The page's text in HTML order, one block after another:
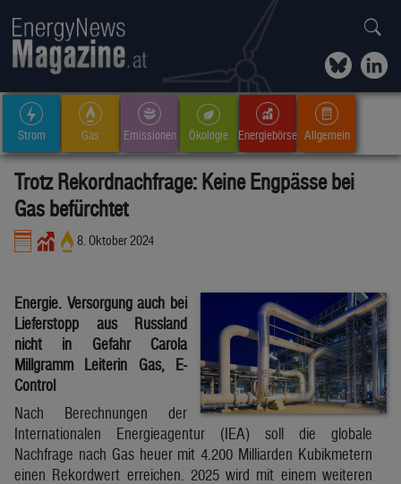
Strom Gas Emissionen Ökologie Energiebörse Allgemein
Trotz Rekordnachfrage: Keine Engpässe bei
Gas befürchtet
8. Oktober 2024
Energie. Versorgung auch bei
Lieferstopp aus Russland
nicht in Gefahr Carola
Millgramm Leiterin Gas, E-
Control
Nach Berechnungen der
Internationalen Energieagentur (IEA) soll die globale
Nachfrage nach Gas heuer mit 4.200 Milliarden Kubikmetern
einen Rekordwert erreichen. 2025 wird mit einem weiteren